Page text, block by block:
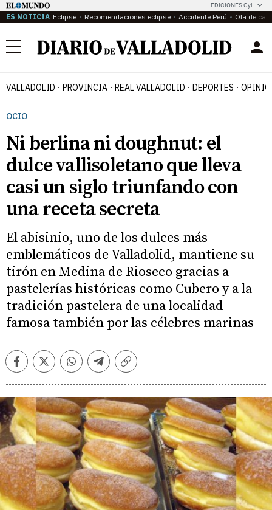
EDICIONES CyL
ES NOTICIA Eclipse Recomendaciones eclipse Accidente Perú Ola de
Menú
VALLADOLID PROVINCIA REAL VALLADOLID DEPORTES
OCIO
Ni berlina ni doughnut: el
dulce vallisoletano que lleva
casi un siglo triunfando con
una receta secreta
El abisinio, uno de los dulces más
emblemáticos de Valladolid, mantiene su
tirón en Medina de Rioseco gracias a
pastelerías históricas como Cubero y a la
tradición pastelera de una localidad
famosa también por las célebres marinas
FacebookTwitterWhatsappTelegramCopiar